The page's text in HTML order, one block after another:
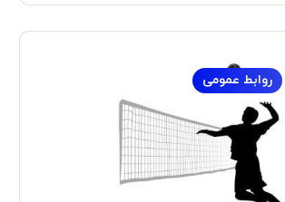
روابط عمومی